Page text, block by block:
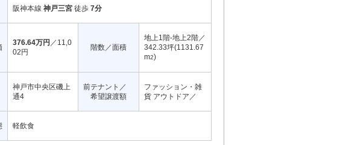
阪神本線 神戸三宮 徒歩 7分
376.64万円 ／11,0
02円
階数／面積
地上1階-地上2階／
342.33坪(1131.67
m2)
神戸市中央区磯上
通4
前テナント／
希望譲渡額
ファッション・雑
貨 アウトドア／
軽飲食